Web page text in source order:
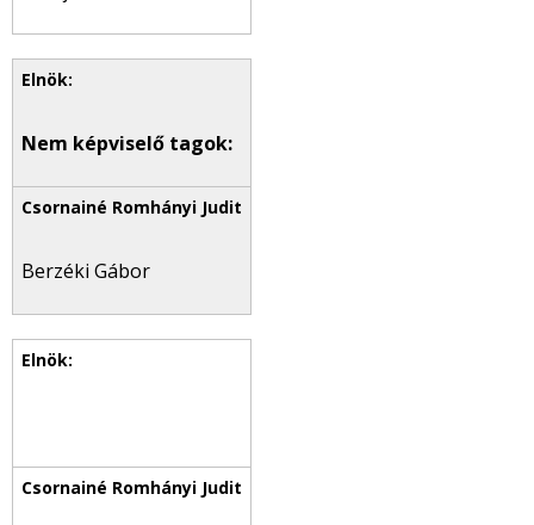
Nem képviselő tagok:
Berzéki Gábor